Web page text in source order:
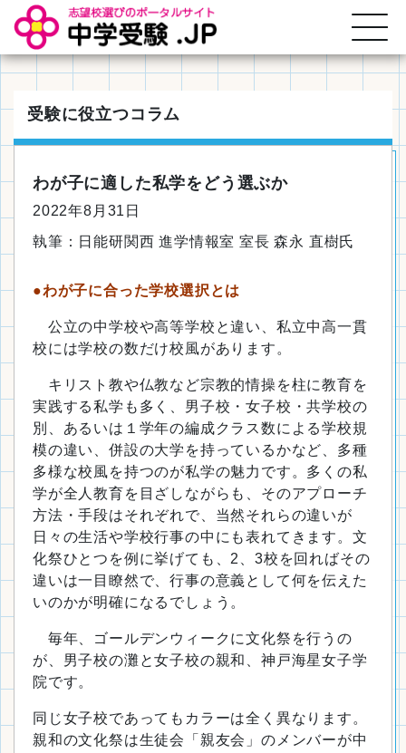
受験に役立つコラム
わが子に適した私学をどう選ぶか
2022年8月31日
執筆：日能研関西 進学情報室 室長 森永 直樹氏
●わが子に合った学校選択とは
公立の中学校や高等学校と違い、私立中高一貫
校には学校の数だけ校風があります。
キリスト教や仏教など宗教的情操を柱に教育を
実践する私学も多く、男子校・女子校・共学校の
別、あるいは１学年の編成クラス数による学校規
模の違い、併設の大学を持っているかなど、多種
多様な校風を持つのが私学の魅力です。多くの私
学が全人教育を目ざしながらも、そのアプローチ
方法・手段はそれぞれで、当然それらの違いが
日々の生活や学校行事の中にも表れてきます。文
化祭ひとつを例に挙げても、2、3校を回ればその
違いは一目瞭然で、行事の意義として何を伝えた
いのかが明確になるでしょう。
毎年、ゴールデンウィークに文化祭を行うの
が、男子校の灘と女子校の親和、神戸海星女子学
院です。
同じ女子校であってもカラーは全く異なります。
親和の文化祭は生徒会「親友会」のメンバーが中